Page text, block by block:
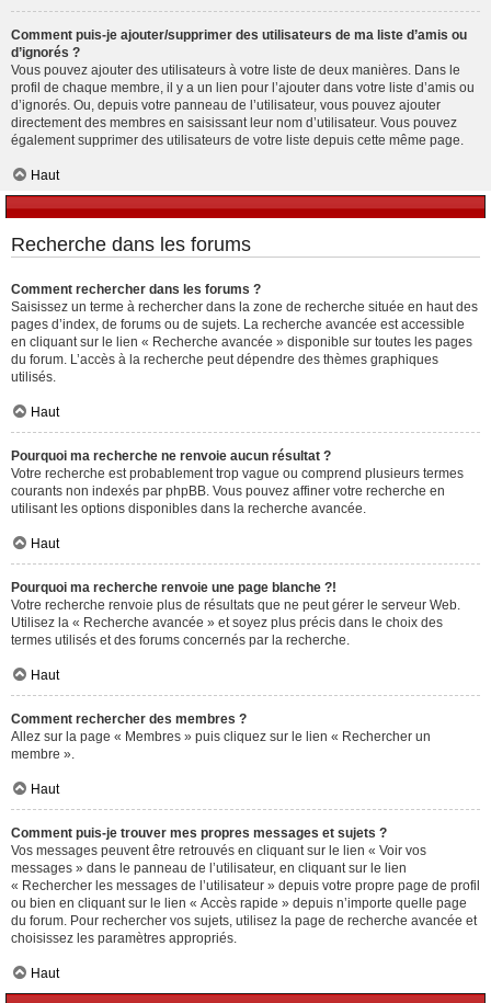
Comment puis-je ajouter/supprimer des utilisateurs de ma liste d’amis ou
d’ignorés ?
Vous pouvez ajouter des utilisateurs à votre liste de deux manières. Dans le
profil de chaque membre, il y a un lien pour l’ajouter dans votre liste d’amis ou
d’ignorés. Ou, depuis votre panneau de l’utilisateur, vous pouvez ajouter
directement des membres en saisissant leur nom d’utilisateur. Vous pouvez
également supprimer des utilisateurs de votre liste depuis cette même page.
Haut
Recherche dans les forums
Comment rechercher dans les forums ?
Saisissez un terme à rechercher dans la zone de recherche située en haut des
pages d’index, de forums ou de sujets. La recherche avancée est accessible
en cliquant sur le lien « Recherche avancée » disponible sur toutes les pages
du forum. L’accès à la recherche peut dépendre des thèmes graphiques
utilisés.
Haut
Pourquoi ma recherche ne renvoie aucun résultat ?
Votre recherche est probablement trop vague ou comprend plusieurs termes
courants non indexés par phpBB. Vous pouvez affiner votre recherche en
utilisant les options disponibles dans la recherche avancée.
Haut
Pourquoi ma recherche renvoie une page blanche ?!
Votre recherche renvoie plus de résultats que ne peut gérer le serveur Web.
Utilisez la « Recherche avancée » et soyez plus précis dans le choix des
termes utilisés et des forums concernés par la recherche.
Haut
Comment rechercher des membres ?
Allez sur la page « Membres » puis cliquez sur le lien « Rechercher un
membre ».
Haut
Comment puis-je trouver mes propres messages et sujets ?
Vos messages peuvent être retrouvés en cliquant sur le lien « Voir vos
messages » dans le panneau de l’utilisateur, en cliquant sur le lien
« Rechercher les messages de l’utilisateur » depuis votre propre page de profil
ou bien en cliquant sur le lien « Accès rapide » depuis n’importe quelle page
du forum. Pour rechercher vos sujets, utilisez la page de recherche avancée et
choisissez les paramètres appropriés.
Haut